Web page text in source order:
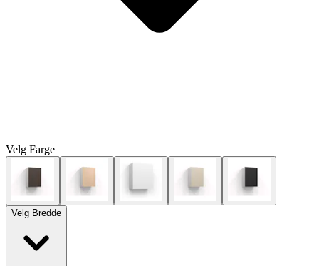
Velg Farge
Velg Bredde